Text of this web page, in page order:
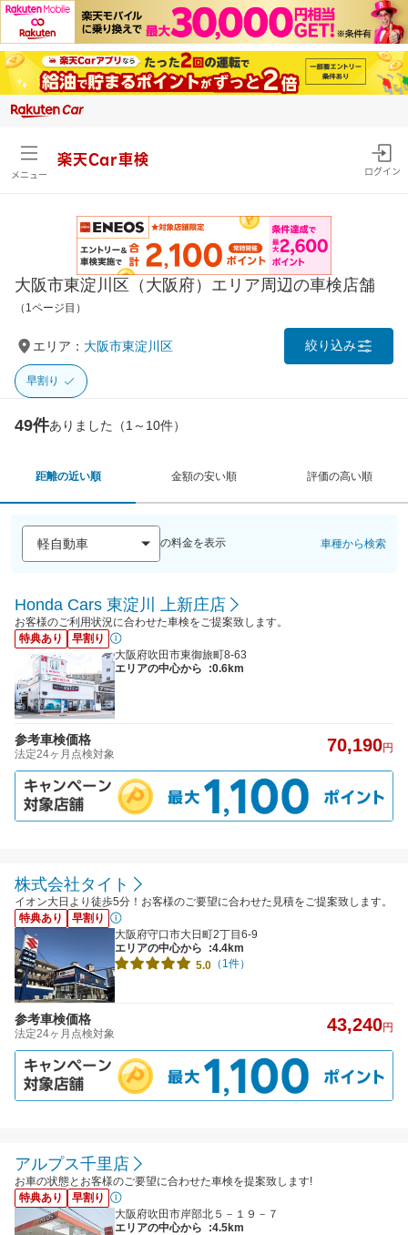
メニュー
楽天Car車検
ログイン
大阪市東淀川区（大阪府）エリア周辺の車検店舗
（1ページ目）
エリア： 大阪市東淀川区 絞り込み
早割り
49件ありました（1～10件）
距離の近い順 金額の安い順 評価の高い順
の料金を表示 車種から検索
Honda Cars 東淀川 上新庄店
お客様のご利用状況に合わせた車検をご提案致します。
特典あり
早割り
大阪府吹田市東御旅町8-63
エリアの中心から
:0.6km
参考車検価格
法定24ヶ月点検対象 70,190円
株式会社タイト
イオン大日より徒歩5分！お客様のご要望に合わせた見積をご提案致します。
特典あり
早割り
大阪府守口市大日町2丁目6-9
エリアの中心から
:4.4km
5.0 （1件）
参考車検価格
法定24ヶ月点検対象 43,240円
アルプス千里店
お車の状態とお客様のご要望に合わせた車検を提案致します!
特典あり
早割り
大阪府吹田市岸部北５－１９－７
エリアの中心から
:4.5km